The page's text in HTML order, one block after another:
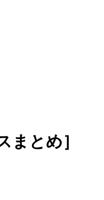
ュース
まとめ］